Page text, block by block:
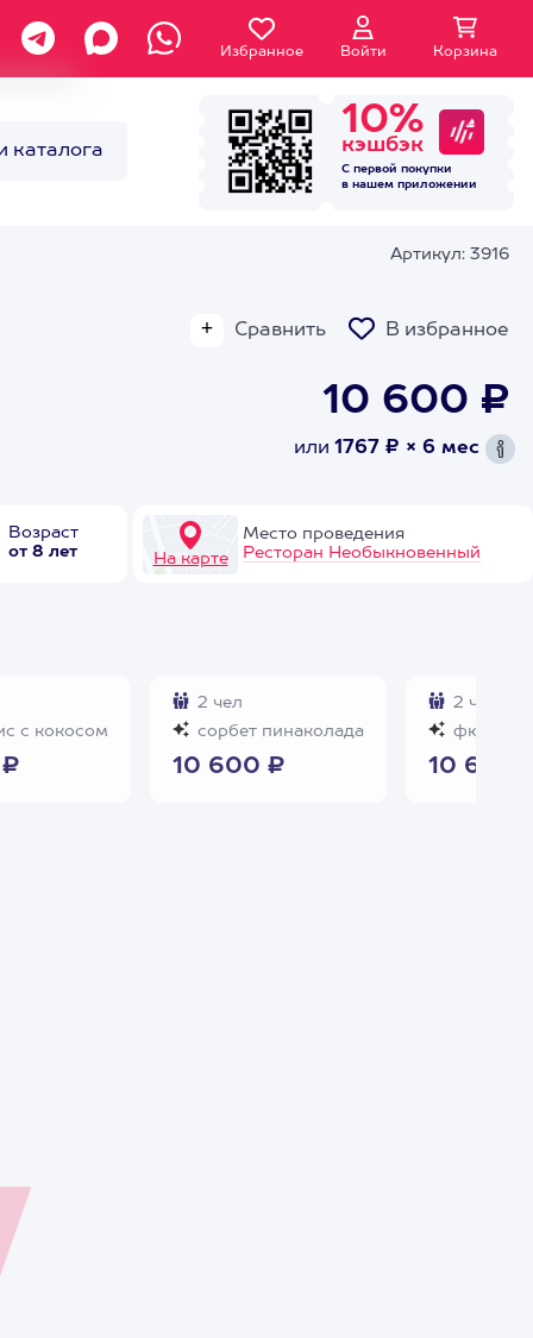
Избранное Войти Корзина
каталога
10%
кэшбэк
С первой покупки
в нашем приложении
Артикул: 3916
Сравнить В избранное
10 600 ₽
или 1767 ₽ × 6 мес
Возраст
от 8 лет
На карте
Место проведения
Ресторан Необыкновенный
с кокосом
2 чел
сорбет пинаколада
10 600 ₽
2 чел
фюзилли
10 600